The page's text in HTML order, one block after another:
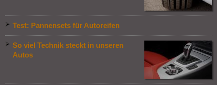
Test: Pannensets für Autoreifen
So viel Technik steckt in unseren
Autos